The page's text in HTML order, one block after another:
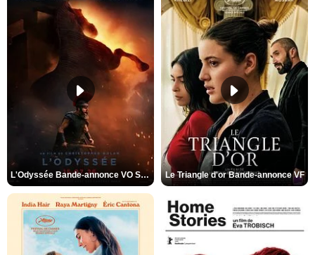
L'Odyssée Bande-annonce VO STFR Le Triangle d'or Bande-annonce VF